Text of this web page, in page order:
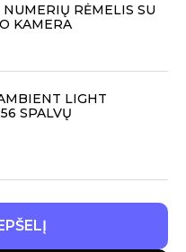
RĖMELIS SU
KAMERA
LIGHT
SPALVŲ